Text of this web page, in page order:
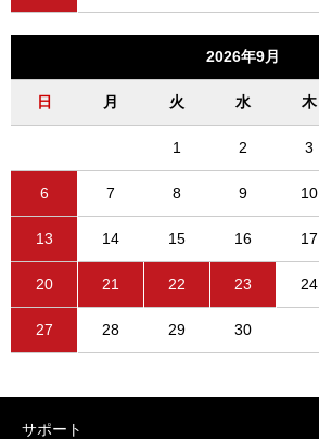
2026年9月
日 月 火 水 木
1 2 3
6 7 8 9 10
13 14 15 16 17
20 21 22 23 24
27 28 29 30
サポート